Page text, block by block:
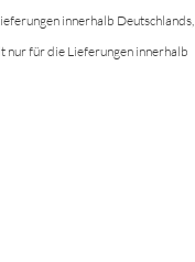
innerhalb Deutschlands,
nur für die Lieferungen innerhalb